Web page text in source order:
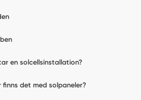
en solcellsinstallation?
finns det med solpaneler?